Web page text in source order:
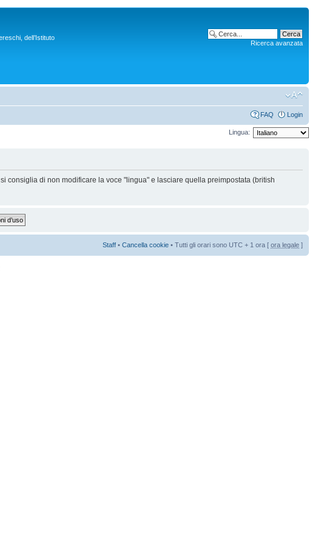
dell’Istituto
Ricerca avanzata
FAQ Login
Lingua:
consiglia di non modificare la voce "lingua" e lasciare quella preimpostata (british
Staff • Cancella cookie • Tutti gli orari sono UTC + 1 ora [ ora legale ]